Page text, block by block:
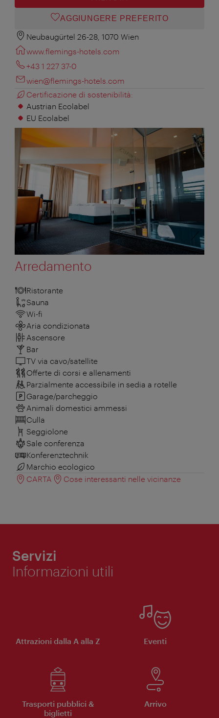
AGGIUNGERE PREFERITO
Neubaugürtel 26-28, 1070 Wien
www.flemings-hotels.com
+43 1 227 37-0
wien@flemings-hotels.com
Certificazione di sostenibilità:
Austrian Ecolabel
EU Ecolabel
Arredamento
Ristorante
Sauna
Wi-fi
Aria condizionata
Ascensore
Bar
TV via cavo/satellite
Offerte di corsi e allenamenti
Parzialmente accessibile in sedia a rotelle
Garage/parcheggio
Animali domestici ammessi
Culla
Seggiolone
Sale conferenza
Konferenztechnik
Marchio ecologico
CARTA
Cose interessanti nelle vicinanze
Servizi
Informazioni utili
Attrazioni dalla A alla Z Eventi
Trasporti pubblici &
biglietti
Arrivo